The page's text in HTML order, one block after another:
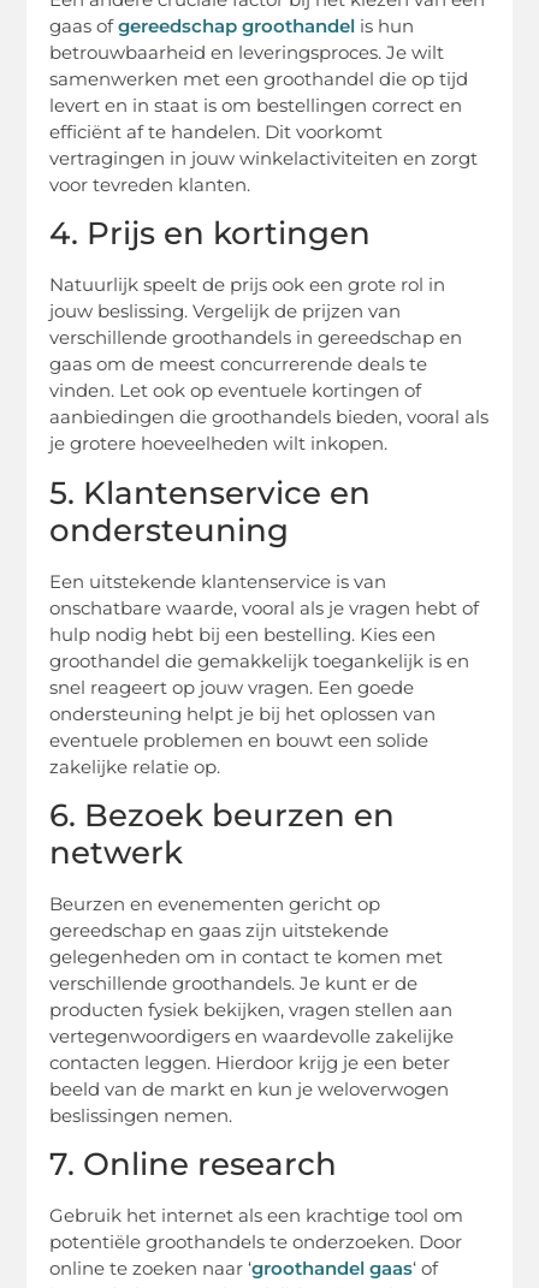
gaas ofgereedschap groothandel is hun
betrouwbaarheid en leveringsproces. Je wilt
samenwerken met een groothandel die op tijd
levert en in staat is om bestellingen correct en
efficiënt af te handelen. Dit voorkomt
vertragingen in jouw winkelactiviteiten en zorgt
voor tevreden klanten.
4. Prijs en kortingen
Natuurlijk speelt de prijs ook een grote rol in
jouw beslissing. Vergelijk de prijzen van
verschillende groothandels in gereedschap en
gaas om de meest concurrerende deals te
vinden. Let ook op eventuele kortingen of
aanbiedingen die groothandels bieden, vooral als
je grotere hoeveelheden wilt inkopen.
5. Klantenservice en
ondersteuning
Een uitstekende klantenservice is van
onschatbare waarde, vooral als je vragen hebt of
hulp nodig hebt bij een bestelling. Kies een
groothandel die gemakkelijk toegankelijk is en
snel reageert op jouw vragen. Een goede
ondersteuning helpt je bij het oplossen van
eventuele problemen en bouwt een solide
zakelijke relatie op.
6. Bezoek beurzen en
netwerk
Beurzen en evenementen gericht op
gereedschap en gaas zijn uitstekende
gelegenheden om in contact te komen met
verschillende groothandels. Je kunt er de
producten fysiek bekijken, vragen stellen aan
vertegenwoordigers en waardevolle zakelijke
contacten leggen. Hierdoor krijg je een beter
beeld van de markt en kun je weloverwogen
beslissingen nemen.
7. Online research
Gebruik het internet als een krachtige tool om
potentiële groothandels te onderzoeken. Door
online te zoeken naar ‘groothandel gaas‘ of